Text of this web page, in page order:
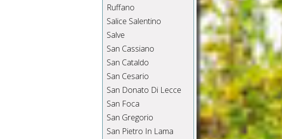
Ruffano
Salice Salentino
Salve
San Cassiano
San Cataldo
San Cesario
San Donato Di Lecce
San Foca
San Gregorio
San Pietro In Lama